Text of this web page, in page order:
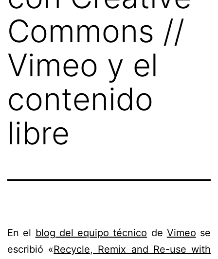
Commons //
Vimeo y el
contenido
libre
En el blog del equipo técnico de Vimeo se
escribió «Recycle, Remix and Re-use with